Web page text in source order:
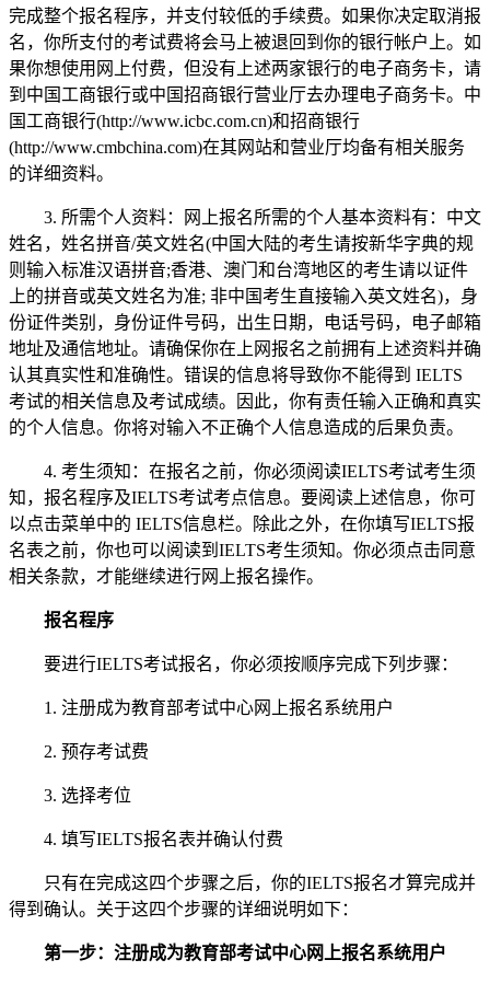
完成整个报名程序，并支付较低的手续费。如果你决定取消报
名，你所支付的考试费将会马上被退回到你的银行帐户上。如
果你想使用网上付费，但没有上述两家银行的电子商务卡，请
到中国工商银行或中国招商银行营业厅去办理电子商务卡。中
国工商银行(http://www.icbc.com.cn)和招商银行
(http://www.cmbchina.com)在其网站和营业厅均备有相关服务
的详细资料。
3. 所需个人资料：网上报名所需的个人基本资料有：中文
姓名，姓名拼音/英文姓名(中国大陆的考生请按新华字典的规
则输入标准汉语拼音;香港、澳门和台湾地区的考生请以证件
上的拼音或英文姓名为准; 非中国考生直接输入英文姓名)，身
份证件类别，身份证件号码，出生日期，电话号码，电子邮箱
地址及通信地址。请确保你在上网报名之前拥有上述资料并确
认其真实性和准确性。错误的信息将导致你不能得到 IELTS
考试的相关信息及考试成绩。因此，你有责任输入正确和真实
的个人信息。你将对输入不正确个人信息造成的后果负责。
4. 考生须知：在报名之前，你必须阅读IELTS考试考生须
知，报名程序及IELTS考试考点信息。要阅读上述信息，你可
以点击菜单中的 IELTS信息栏。除此之外，在你填写IELTS报
名表之前，你也可以阅读到IELTS考生须知。你必须点击同意
相关条款，才能继续进行网上报名操作。
报名程序
要进行IELTS考试报名，你必须按顺序完成下列步骤：
1. 注册成为教育部考试中心网上报名系统用户
2. 预存考试费
3. 选择考位
4. 填写IELTS报名表并确认付费
只有在完成这四个步骤之后，你的IELTS报名才算完成并
得到确认。关于这四个步骤的详细说明如下：
第一步：注册成为教育部考试中心网上报名系统用户